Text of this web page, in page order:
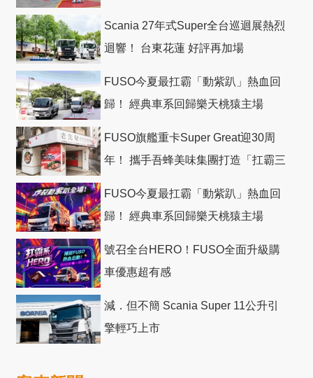
Scania 27年式Super全台巡迴展熱烈
迴響！ 台東花蓮 好評再加場
FUSO今夏最扛霸「動紫趴」熱血回
歸！ 經典車系回歸樂天桃猿主場
FUSO旗艦重卡Super Great迎30周
年！ 攜手吾蜂美味集團打造「扛霸三
FUSO今夏最扛霸「動紫趴」熱血回
歸！ 經典車系回歸樂天桃猿主場
號召全台HERO！FUSO全面升級購
車優惠超有感
減．但不簡 Scania Super 11公升引
擎輕巧上市